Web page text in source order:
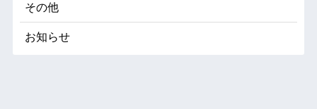
その他
お知らせ